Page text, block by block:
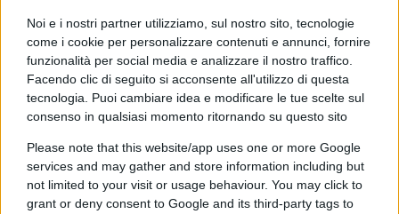
Noi e i nostri partner utilizziamo, sul nostro sito, tecnologie
come i cookie per personalizzare contenuti e annunci, fornire
funzionalità per social media e analizzare il nostro traffico.
Facendo clic di seguito si acconsente all'utilizzo di questa
tecnologia. Puoi cambiare idea e modificare le tue scelte sul
consenso in qualsiasi momento ritornando su questo sito
Please note that this website/app uses one or more Google
services and may gather and store information including but
not limited to your visit or usage behaviour. You may click to
grant or deny consent to Google and its third-party tags to
Non c’è salute senza libertà ”. Lo stesso concetto
era stato già riportato su Atlantico Quotidianoin un
pezzo pubblicato il 22 febbraio dal titolo“La nuova
normalità”.
Infatti, il nodo gordiano non è quello indicato da
Stella ma un altro: è stato accettabile sacrificare
in maniera così dura le libertà individualia